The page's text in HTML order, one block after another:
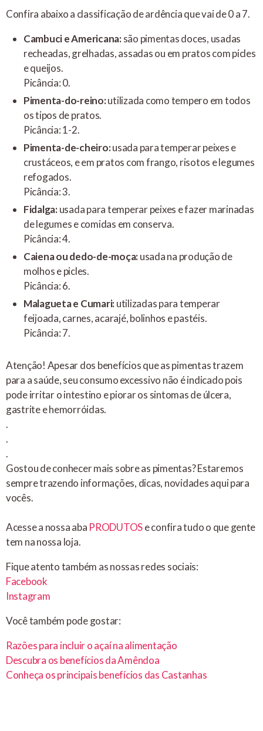
Confira abaixo a classificação de ardência que vai de 0 a 7.
Cambuci e Americana:são pimentas doces, usadas
recheadas, grelhadas, assadas ou em pratos com picles
e queijos.
Picância: 0.
Pimenta-do-reino:utilizada como tempero em todos
os tipos de pratos.
Picância: 1-2.
Pimenta-de-cheiro:usada para temperar peixes e
crustáceos, e em pratos com frango, risotos e legumes
refogados.
Picância: 3.
Fidalga:usada para temperar peixes e fazer marinadas
de legumes e comidas em conserva.
Picância: 4.
Caiena ou dedo-de-moça:usada na produção de
molhos e picles.
Picância: 6.
Malagueta e Cumari:utilizadas para temperar
feijoada, carnes, acarajé, bolinhos e pastéis.
Picância: 7.
Atenção! Apesar dos benefícios que as pimentas trazem
para a saúde, seu consumo excessivo não é indicado pois
pode irritar o intestino e piorar os sintomas de úlcera,
gastrite e hemorróidas.
.
.
.
Gostou de conhecer mais sobre as pimentas? Estaremos
sempre trazendo informações, dicas, novidades aqui para
vocês.
Acesse a nossa aba PRODUTOSe confira tudo o que gente
tem na nossa loja.
Fique atento também as nossas redes sociais:
Facebook
Instagram
Você também pode gostar:
Razões para incluir o açaí na alimentação
Descubra os benefícios da Amêndoa
Conheça os principais benefícios das Castanhas